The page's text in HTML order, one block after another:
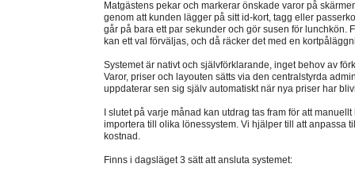
Matgästens pekar och markerar önskade varor på
genom att kunden lägger på sitt id-kort, tagg eller
går på bara ett par sekunder och gör susen för lunchkön.
kan ett val förväljas, och då räcker det med en
Systemet är nativt och självförklarande, inget behov av
Varor, priser och layouten sätts via den centralstyrda
uppdaterar sen sig själv automatiskt när nya priser har
I slutet på varje månad kan utdrag tas fram för att
importera till olika lönessystem. Vi hjälper till att anpassa
kostnad.
Finns i dagsläget 3 sätt att ansluta systemet: